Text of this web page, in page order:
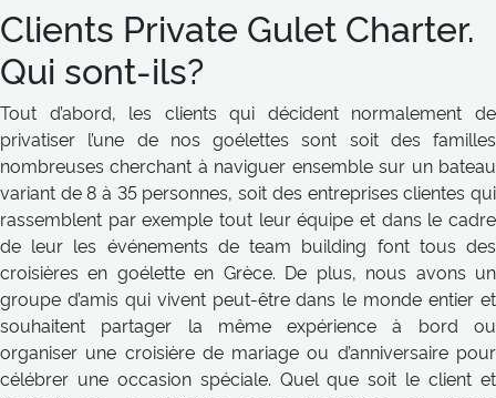
Clients Private Gulet Charter.
Qui sont-ils?
Tout d’abord, les clients qui décident normalement de
privatiser l’une de nos goélettes sont soit des familles
nombreuses cherchant à naviguer ensemble sur un bateau
variant de 8 à 35 personnes, soit des entreprises clientes qui
rassemblent par exemple tout leur équipe et dans le cadre
de leur les événements de team building font tous des
croisières en goélette en Grèce. De plus, nous avons un
groupe d’amis qui vivent peut-être dans le monde entier et
souhaitent partager la même expérience à bord ou
organiser une croisière de mariage ou d’anniversaire pour
célébrer une occasion spéciale. Quel que soit le client et